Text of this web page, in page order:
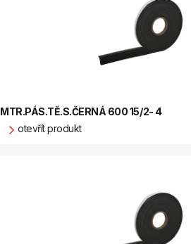
MTR.PÁS.TĚ.S.ČERNÁ 600 15/2- 4
otevřít produkt